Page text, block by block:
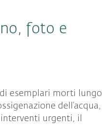
foto e
esemplari morti lungo
dell’acqua,
urgenti, il